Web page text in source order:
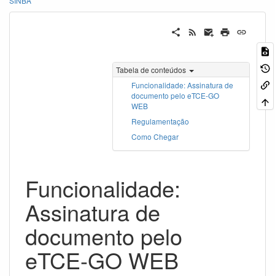
Tabela de conteúdos
Funcionalidade: Assinatura de
documento pelo eTCE-GO
WEB
Regulamentação
Como Chegar
Funcionalidade:
Assinatura de
documento pelo
eTCE-GO WEB